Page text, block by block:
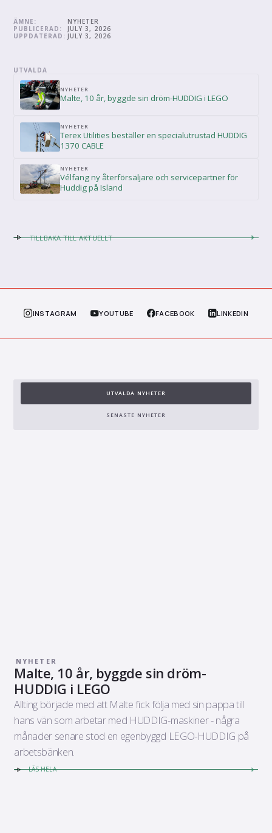
ÄMNE:
NYHETER
PUBLICERAD:
JULY 3, 2026
UPPDATERAD: JULY 3, 2026
UTVALDA
NYHETER
Malte, 10 år, byggde sin dröm-HUDDIG i LEGO
NYHETER
Terex Utilities beställer en specialutrustad HUDDIG
1370 CABLE
NYHETER
Vélfang ny återförsäljare och servicepartner för
Huddig på Island
TILLBAKA TILL AKTUELLT
INSTAGRAM YOUTUBE FACEBOOK LINKEDIN
UTVALDA NYHETER
SENASTE NYHETER
NYHETER
Malte, 10 år, byggde sin dröm-
HUDDIG i LEGO
Allting började med att Malte fick följa med sin pappa till
hans vän som arbetar med HUDDIG-maskiner - några
månader senare stod en egenbyggd LEGO-HUDDIG på
arbetsbänken.
LÄS HELA